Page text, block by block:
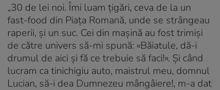
„30 de lei noi. Îmi luam țigări, ceva de la un
fast-food din Piața Romană, unde se strângeau
raperii, și un suc. Cei din mașină au fost trimiși
de către univers să-mi spună: «Băiatule, dă-i
drumul de aici și fă ce trebuie să faci!». Și când
lucram ca tinichigiu auto, maistrul meu, domnul
Lucian, să-i dea Dumnezeu mângâiere!, m-a dat